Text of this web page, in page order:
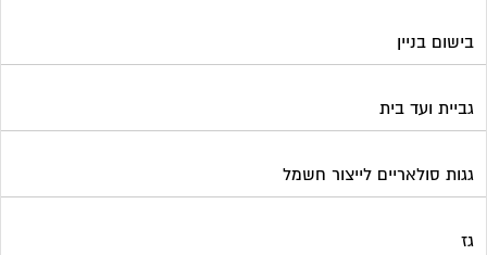
בישום בניין
גביית ועד בית
גגות סולאריים לייצור חשמל
גז